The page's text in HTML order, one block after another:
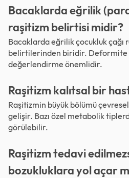
Bacaklarda eğrilik
raşitizm belirtisi midir?
Bacaklarda eğrilik çocukluk çağı
belirtilerinden biridir. Deformite
değerlendirme önemlidir.
Raşitizm kalıtsal bir
Raşitizmin büyük bölümü
gelişir. Bazı özel metabolik
görülebilir.
Raşitizm tedavi
bozukluklara yol açar